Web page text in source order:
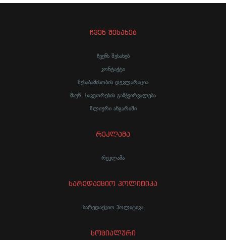
ჩვენ შესახებ
ჩვენს შესახებ
კონტაქტი
შესაბამისობის დეკლარაცია
მაუწ. საკუთრების გამჭვირვალება
წლიური ანგარიში
რეკლამა
რეკლამა
სარედაქციო პოლიტიკა
სარედაქციო პოლიტიკა
სოციალური